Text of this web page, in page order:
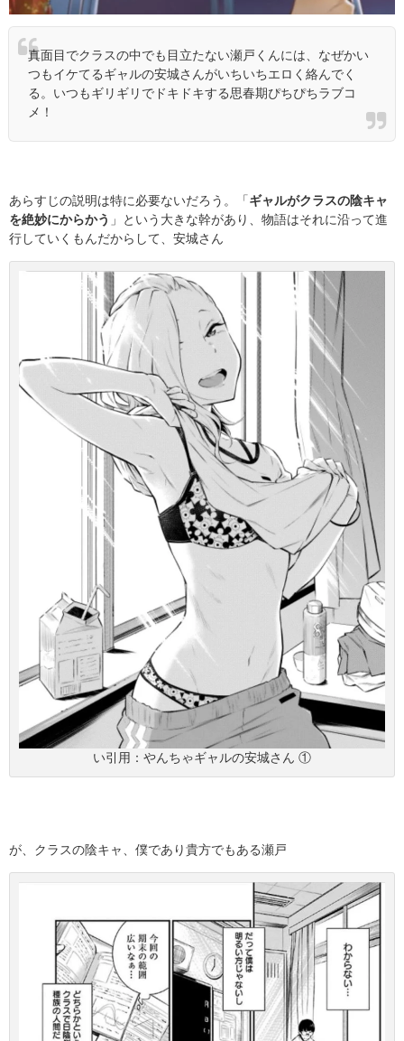
真面目でクラスの中でも目立たない瀬戸くんには、 なぜかい
つもイケてるギャルの安城さんがいちいちエロく絡んでく
る。いつもギリギリでドキドキする思春期ぴちぴちラブコ
メ！
あらすじの説明は特に必要ないだろう。「 ギャルがクラスの陰キャ
を絶妙にからかう 」という大きな幹があり、物語はそれに沿って進
行していくもんだからして、安城さん
い引用：やんちゃギャルの安城さん ①
が、クラスの陰キャ、僕であり貴方でもある瀬戸